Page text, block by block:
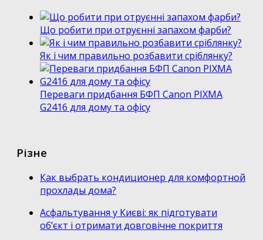
Що робити при отруєнні запахом фарби?
Як і чим правильно розбавити сріблянку?
Переваги придбання БФП Canon PIXMA
G2416 для дому та офісу
Різне
Как выбрать кондиционер для комфортной
прохлады дома?
Асфальтування у Києві: як підготувати
об’єкт і отримати довговічне покриття